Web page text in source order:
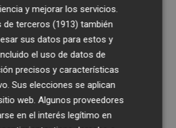
y mirlos: el censo de aves de Murcia
y 357 ejemplares en Conexión Sur
la quinta semana de preparación
el fin de semana
de señales en Patiño, San Pío
La Murta, Valladolises, Cañada
de San Pedro
y mejorar los servicios.
de terceros (1913) también
sus datos para estos y
el uso de datos de
precisos y características
Sus elecciones se aplican
web. Algunos proveedores
en el interés legítimo en